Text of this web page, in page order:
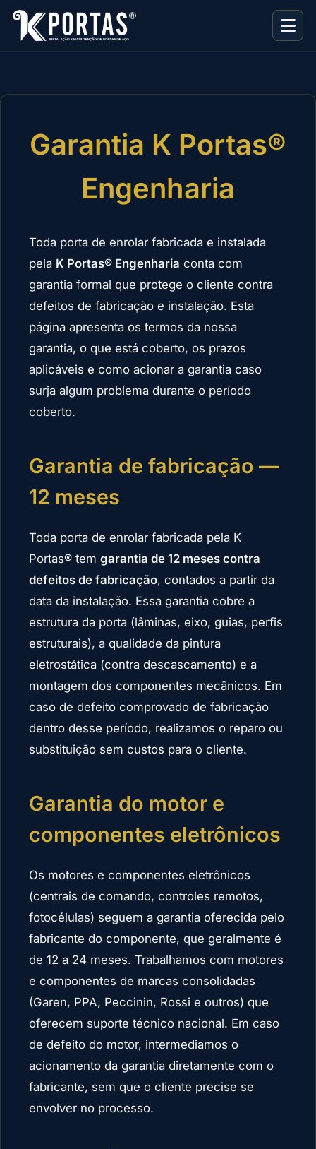
Garantia K Portas®
Engenharia
Toda porta de enrolar fabricada e instalada
pela K Portas® Engenharia conta com
garantia formal que protege o cliente contra
defeitos de fabricação e instalação. Esta
página apresenta os termos da nossa
garantia, o que está coberto, os prazos
aplicáveis e como acionar a garantia caso
surja algum problema durante o período
coberto.
Garantia de fabricação —
12 meses
Toda porta de enrolar fabricada pela K
Portas® tem garantia de 12 meses contra
defeitos de fabricação, contados a partir da
data da instalação. Essa garantia cobre a
estrutura da porta (lâminas, eixo, guias, perfis
estruturais), a qualidade da pintura
eletrostática (contra descascamento) e a
montagem dos componentes mecânicos. Em
caso de defeito comprovado de fabricação
dentro desse período, realizamos o reparo ou
substituição sem custos para o cliente.
Garantia do motor e
componentes eletrônicos
Os motores e componentes eletrônicos
(centrais de comando, controles remotos,
fotocélulas) seguem a garantia oferecida pelo
fabricante do componente, que geralmente é
de 12 a 24 meses. Trabalhamos com motores
e componentes de marcas consolidadas
(Garen, PPA, Peccinin, Rossi e outros) que
oferecem suporte técnico nacional. Em caso
de defeito do motor, intermediamos o
acionamento da garantia diretamente com o
fabricante, sem que o cliente precise se
envolver no processo.